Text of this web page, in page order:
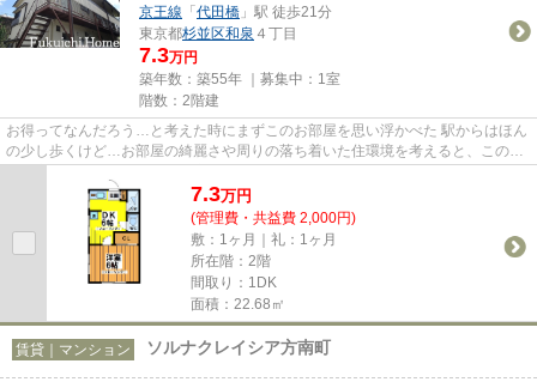
京王線 「代田橋 」駅 徒歩21分
東京都杉並区和泉 ４丁目
7.3万円
築年数：築55年 ｜募集中： 1室
階数：2階建
お得ってなんだろう…と考えた時にまずこのお部屋を思い浮かべた 駅からはほん
の少し歩くけど…お部屋の綺麗さや周りの落ち着いた住環境を考えると、この価
格設定はかなりのお値打ち設定...
7.3万円
(管理費・共益費 2,000円)
敷：1ヶ月｜礼：1ヶ月
所在階：2階
間取り：1DK
面積：22.68㎡
賃貸｜マンション ソルナクレイシア方南町